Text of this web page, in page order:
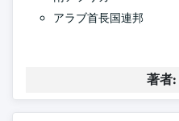
アラブ首長国連邦
著者: